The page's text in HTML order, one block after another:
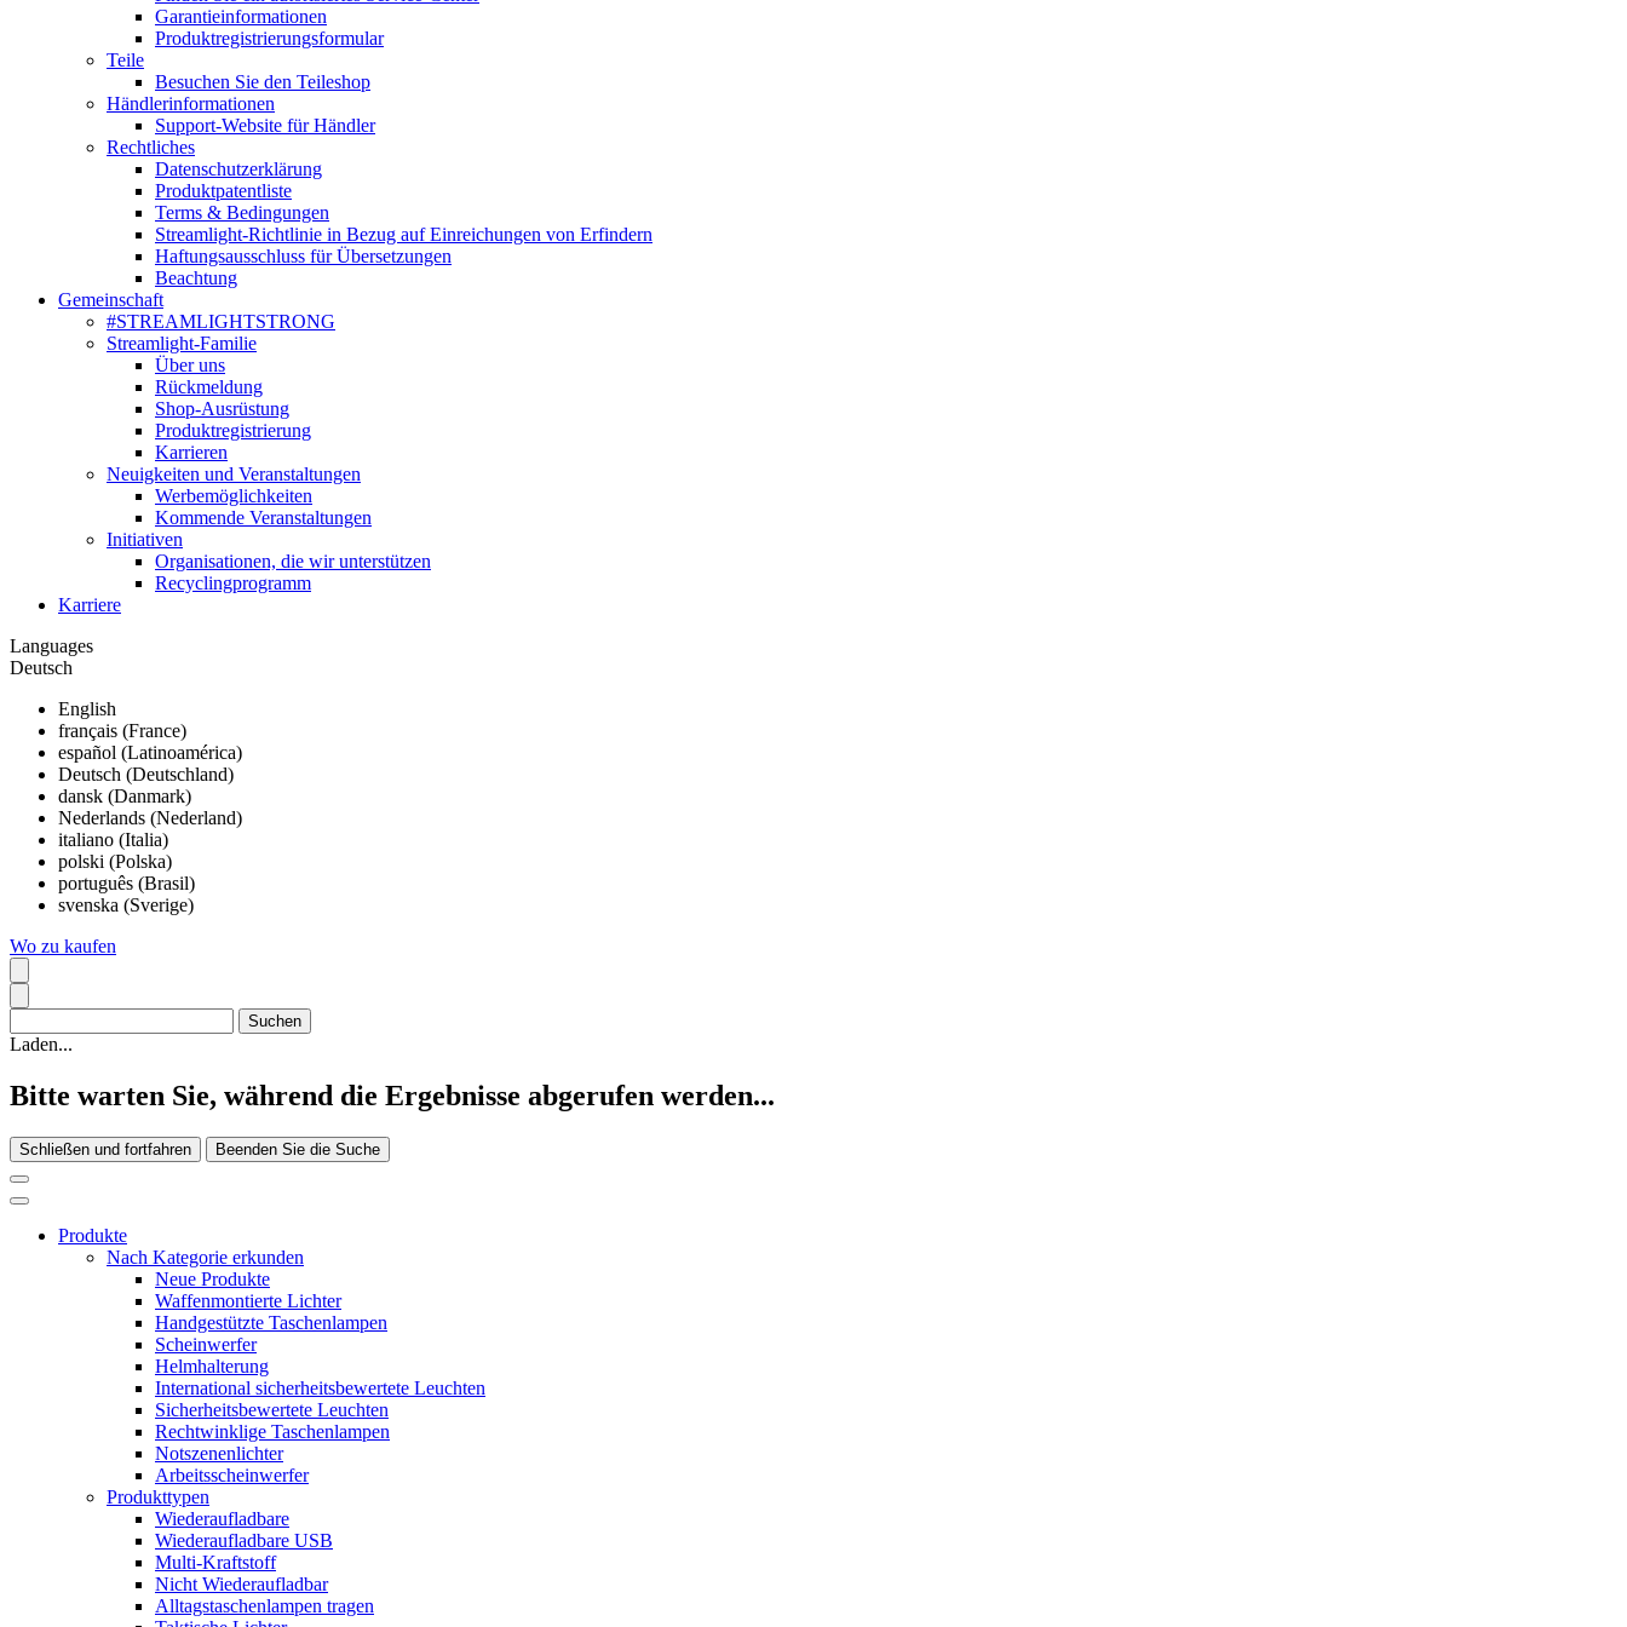
Garantieinformationen
Produktregistrierungsformular
Teile
Besuchen Sie den Teileshop
Händlerinformationen
Support-Website für Händler
Rechtliches
Datenschutzerklärung
Produktpatentliste
Terms & Bedingungen
Streamlight-Richtlinie in Bezug auf Einreichungen von Erfindern
Haftungsausschluss für Übersetzungen
Beachtung
Gemeinschaft
#STREAMLIGHTSTRONG
Streamlight-Familie
Über uns
Rückmeldung
Shop-Ausrüstung
Produktregistrierung
Karrieren
Neuigkeiten und Veranstaltungen
Werbemöglichkeiten
Kommende Veranstaltungen
Initiativen
Organisationen, die wir unterstützen
Recyclingprogramm
Karriere
Languages
Deutsch
English
français (France)
español (Latinoamérica)
Deutsch (Deutschland)
dansk (Danmark)
Nederlands (Nederland)
italiano (Italia)
polski (Polska)
português (Brasil)
svenska (Sverige)
Wo zu kaufen
Laden...
Bitte warten Sie, während die Ergebnisse abgerufen werden...
Schließen und fortfahren Beenden Sie die Suche
Produkte
Nach Kategorie erkunden
Neue Produkte
Waffenmontierte Lichter
Handgestützte Taschenlampen
Scheinwerfer
Helmhalterung
International sicherheitsbewertete Leuchten
Sicherheitsbewertete Leuchten
Rechtwinklige Taschenlampen
Notszenenlichter
Arbeitsscheinwerfer
Produkttypen
Wiederaufladbare
Wiederaufladbare USB
Multi-Kraftstoff
Nicht Wiederaufladbar
Alltagstaschenlampen tragen